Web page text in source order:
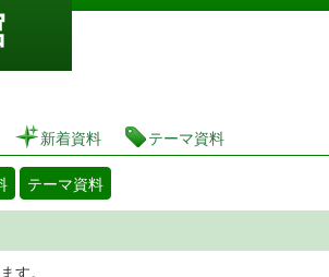
図書館 蔵書検索・予約シス
新着資料 テーマ資料
テーマ資料
す。